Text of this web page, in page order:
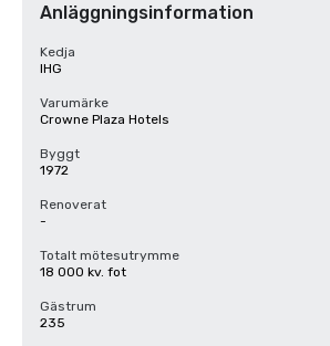
Anläggningsinformation
Kedja
IHG
Varumärke
Crowne Plaza Hotels
Byggt
1972
Renoverat
-
Totalt mötesutrymme
18 000 kv. fot
Gästrum
235